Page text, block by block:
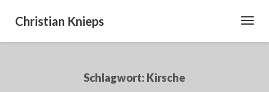
Christian Knieps
Schlagwort: Kirsche